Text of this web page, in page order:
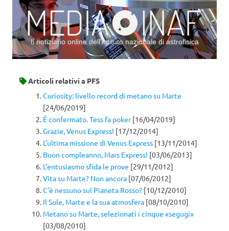
Il notiziario online dell’Istituto nazionale di astrofisica
Articoli relativi a PFS
Curiosity: livello record di metano su Marte
[24/06/2019]
È confermato. Tess fa poker[16/04/2019]
Grazie, Venus Express! [17/12/2014]
L’ultima missione di Venus Express [13/11/2014]
Buon compleanno, Mars Express! [03/06/2013]
L’entusiasmo sfida le prove [29/11/2012]
Vita su Marte? Non ancora [07/06/2012]
C’è nessuno sul Pianeta Rosso? [10/12/2010]
Il Sole, Marte e la sua atmosfera [08/10/2010]
Metano su Marte, selezionati i cinque «segugi»
[03/08/2010]